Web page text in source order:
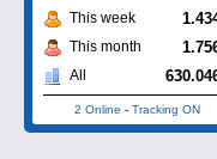
This week
This month
All
2 Online - Tracking ON